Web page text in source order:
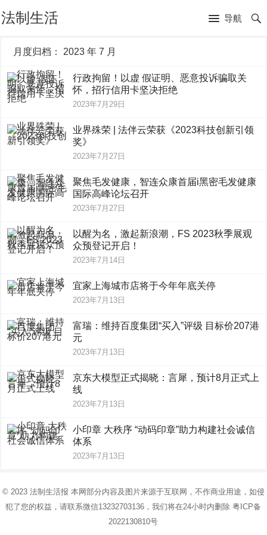
法制生活 导航
月度归档： 2023 年 7 月
行政拘留！以虚 假证明、恶意投诉骗取关
怀，招行信用卡坚决拒绝
2023年7月29日
业界殊荣 | 法伴云荣获《2023科技创新引领
奖》
2023年7月27日
聚焦毛发健康，智连众康首届i黑密毛发健康
国际高峰论坛召开
2023年7月27日
以醒为名，激起新浪潮，FS 2023秋季展观
众预登记开启！
2023年7月14日
宜家上海城市店将于今年年底关停
2023年7月13日
富瑞：维持百度集团“买入”评级 目标价207港
元
2023年7月13日
京东大模型正式揭晓：言犀，预计8月正式上
线
2023年7月13日
小印章 大秩序 “动码印章”助力构建社会诚信
体系
2023年7月13日
© 2023 法制生活报 本网部分内容及图片来源于互联网，不作商业用途，如侵
犯了您的权益，请联系微信13232703136，我们将在24小时内删除粤ICP备
2022130810号